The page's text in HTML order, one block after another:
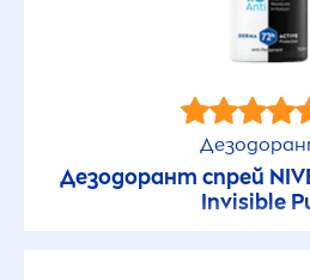
Дезодорант спрей
Invisible